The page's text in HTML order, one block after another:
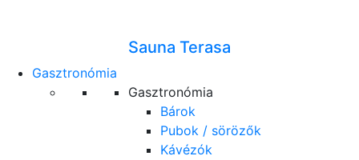
Sauna Terasa
Gasztronómia
Gasztronómia
Bárok
Pubok / sörözők
Kávézók